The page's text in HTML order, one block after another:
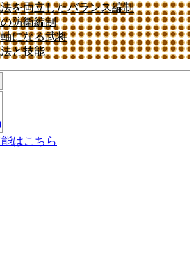
を両立したバランス編制
防衛編制
になる武将
と技能
はこちら